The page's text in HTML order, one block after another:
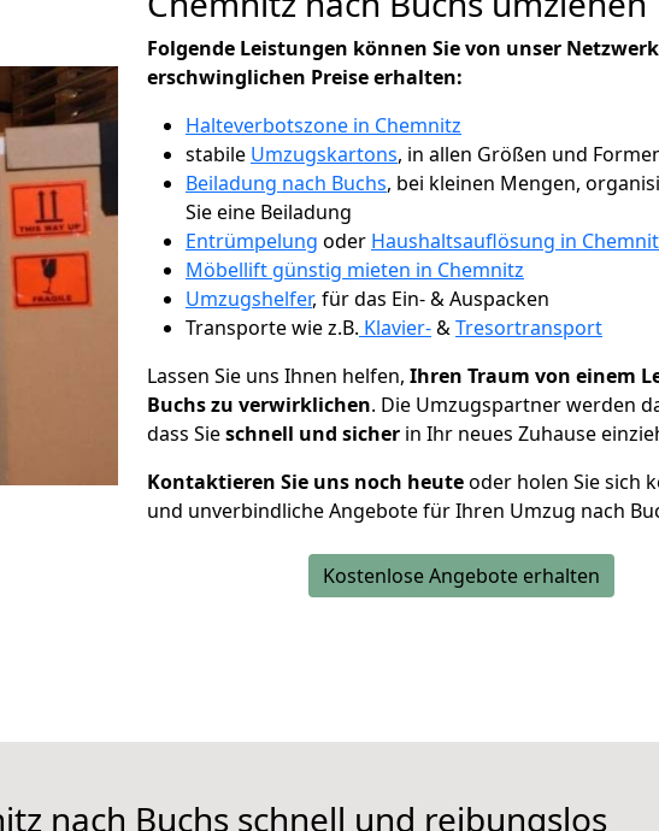
Folgende Leistungen können Sie von unser
erschwinglichen Preise erhalten:
Halteverbotszone in Chemnitz
stabile Umzugskartons, in allen Größen und
Beiladung nach Buchs, bei kleinen Mengen,
Sie eine Beiladung
Entrümpelung oder Haushaltsauflösung in
Möbellift günstig mieten in Chemnitz
Umzugshelfer, für das Ein- & Auspacken
Transporte wie z.B. Klavier-&Tresortransport
Lassen Sie uns Ihnen helfen, Ihren Traum von einem
Buchs zu verwirklichen. Die Umzugspartner werden
dass Sieschnell und sicher in Ihr neues Zuhause
Kontaktieren Sie uns noch heuteoder holen Sie sich
und unverbindliche Angebote für Ihren Umzug nach
Kostenlose Angebote erhalten
nach Buchs schnell und reibungslos